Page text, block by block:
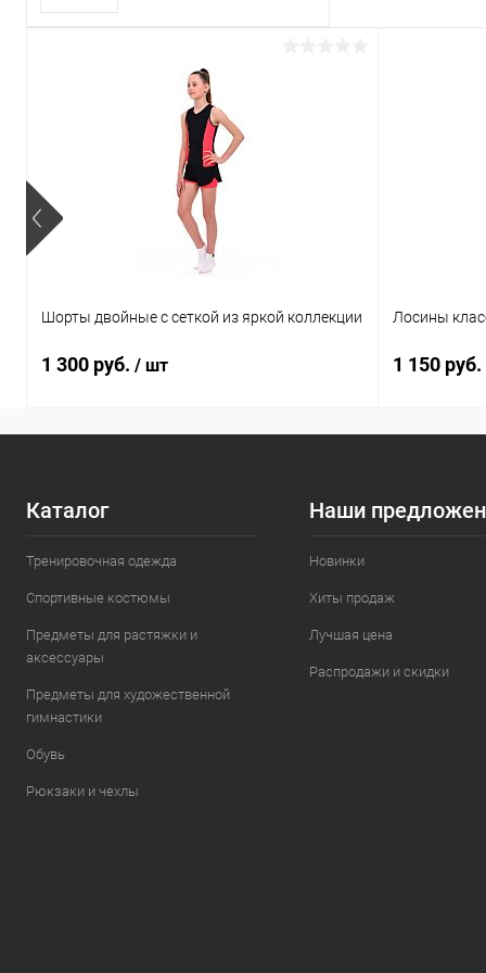
отличный результат.
Шорты двойные с сеткой из яркой коллекции
1 300 руб. / шт
Лосины
1 150 руб.
Каталог
Тренировочная одежда
Спортивные костюмы
Предметы для растяжки и
аксессуары
Предметы для художественной
гимнастики
Обувь
Рюкзаки и чехлы
Наши
Новинки
Хиты продаж
Лучшая цена
Распродажи и скидки